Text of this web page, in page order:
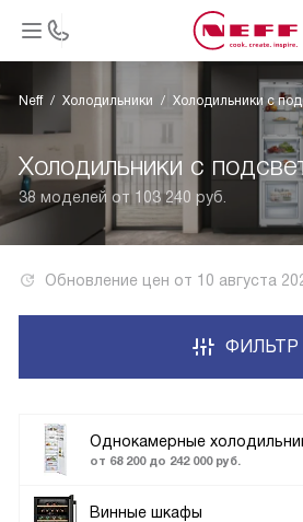
Neff Холодильники Холодильники с
Холодильники с
38 моделей от 103 240 руб.
Обновление цен от 10 августа
Однокамерные
от 68 200 до 242 000 руб.
Винные шкафы
ФИЛЬТР